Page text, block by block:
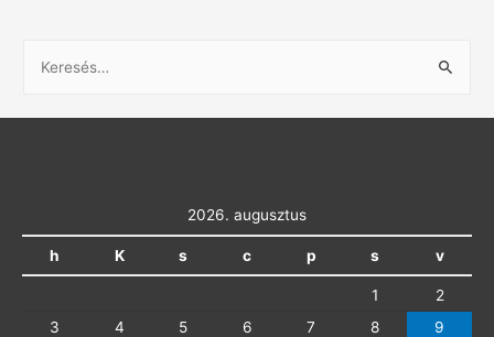
s
2026. augusztus
h K s c p s v
1
2
3
4 5 6 7 8
9